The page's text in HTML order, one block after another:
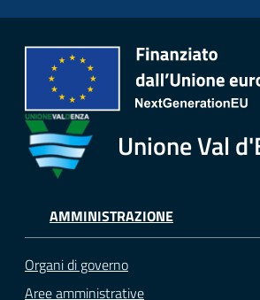
Unione Val
AMMINISTRAZIONE
Organi di governo
Aree amministrative